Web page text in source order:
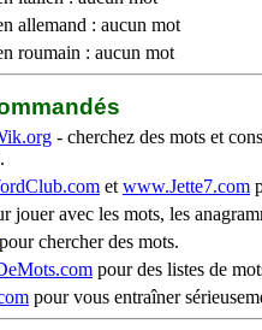
allemand : aucun mot
roumain : aucun mot
- cherchez des mots et
et www.Jette7.com
jouer avec les mots, les
pour chercher des mots.
pour des listes de
pour vous entraîner